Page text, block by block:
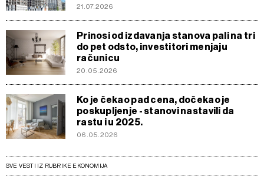
21.07.2026
Prinosi od izdavanja stanova pali na tri
do pet odsto, investitori menjaju
računicu
20.05.2026
Ko je čekao pad cena, dočekao je
poskupljenje - stanovi nastavili da
rastu i u 2025.
06.05.2026
SVE VESTI IZ RUBRIKE EKONOMIJA